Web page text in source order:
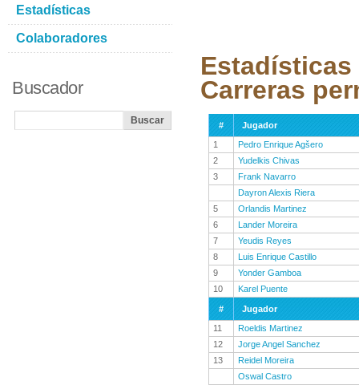
Carreras
#
Jugador
1
Pedro Enrique Agšero
2
Yudelkis Chivas
3
Frank Navarro
Dayron Alexis Riera
5
Orlandis Martinez
6
Lander Moreira
7
Yeudis Reyes
8
Luis Enrique Castillo
9
Yonder Gamboa
10
Karel Puente
#
Jugador
11
Roeldis Martinez
12
Jorge Angel Sanchez
13
Reidel Moreira
Oswal Castro
Estadísticas
Colaboradores
Buscador